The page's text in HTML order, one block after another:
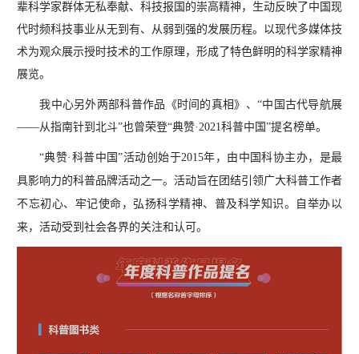
辈科学家群体无私奉献、科技报国的崇高精神，生动反映了中国现
代时频科技事业从无到有、从弱到强的发展历程。以现代多媒体技
术为观众展示授时技术的工作原理，形成了特色鲜明的科学家精神
展览。
我中心另外两部科普作品《时间的真相》、“中国古代导航展
——从指南针到北斗”也曾荣登“典赞·2021科普中国”提名榜单。
“典赞·科普中国”活动创始于2015年，由中国科协主办，是最
具影响力的科普品牌活动之一。活动旨在团结引领广大科普工作者
不忘初心、牢记使命，弘扬科学精神、普及科学知识。自举办以
来，活动受到社会各界的关注和认可。